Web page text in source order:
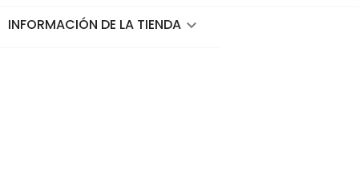
INFORMACIÓN DE LA TIENDA keyboard_arrow_down